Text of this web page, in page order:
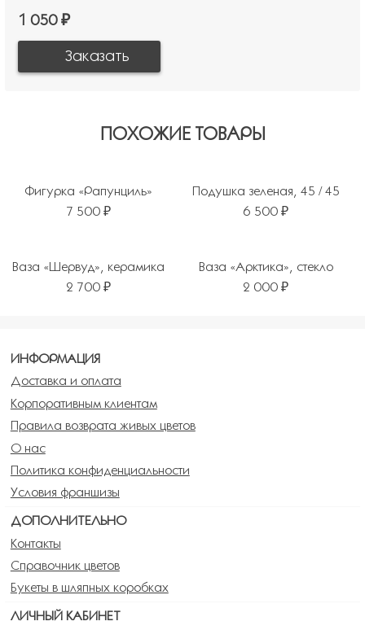
1 050 ₽
ПОХОЖИЕ ТОВАРЫ
Фигурка «Рапунциль»
7 500 ₽
Подушка зеленая, 45 / 45
6 500 ₽
Ваза «Шервуд», керамика
2 700 ₽
Ваза «Арктика», стекло
2 000 ₽
ИНФОРМАЦИЯ
Доставка и оплата
Корпоративным клиентам
Правила возврата живых цветов
О нас
Политика конфиденциальности
Условия франшизы
ДОПОЛНИТЕЛЬНО
Контакты
Справочник цветов
Букеты в шляпных коробках
ЛИЧНЫЙ КАБИНЕТ